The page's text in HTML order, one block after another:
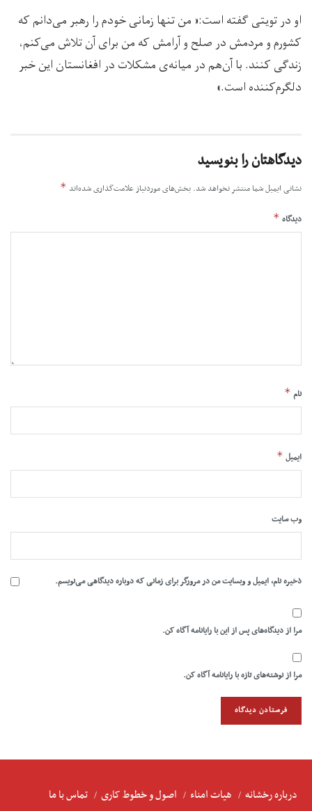
او در تویتی گفته است:« من تنها زمانی خودم را رهبر می‌دانم که
کشورم و مردمش در صلح و آرامش که من برای آن تلاش می‌کنم،
زندگی کنند. با آن‌هم در میانه‌ی مشکلات در افغانستان این خبر
دلگرم‌کننده است.»
دیدگاهتان را بنویسید
نشانی ایمیل شما منتشر نخواهد شد. بخش‌های موردنیاز علامت‌گذاری شده‌اند *
دیدگاه *
نام *
ایمیل *
وب‌ سایت
ذخیره نام، ایمیل و وبسایت من در مرورگر برای زمانی که دوباره دیدگاهی می‌نویسم.
مرا از دیدگاه‌های پس از این با رایانامه آگاه کن.
مرا از نوشته‌های تازه با رایانامه آگاه کن.
درباره رخشانه هیات امناء اصول و خطوط کاری تماس با ما